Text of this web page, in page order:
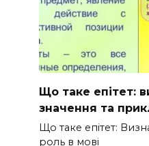
Що таке епітет:
значення та
Що таке епітет:
роль в мові